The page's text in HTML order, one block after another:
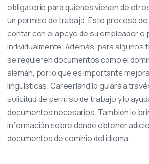
obligatorio para quienes vienen de
un permiso de trabajo. Este proceso
contar con el apoyo de su empleador o
individualmente. Además, para algunos
se requieren documentos como el
alemán, por lo que es importante
lingüísticas. Careerland lo guiará a
solicitud de permiso de trabajo y lo
documentos necesarios. También le
información sobre dónde obtener
documentos de dominio del idioma.